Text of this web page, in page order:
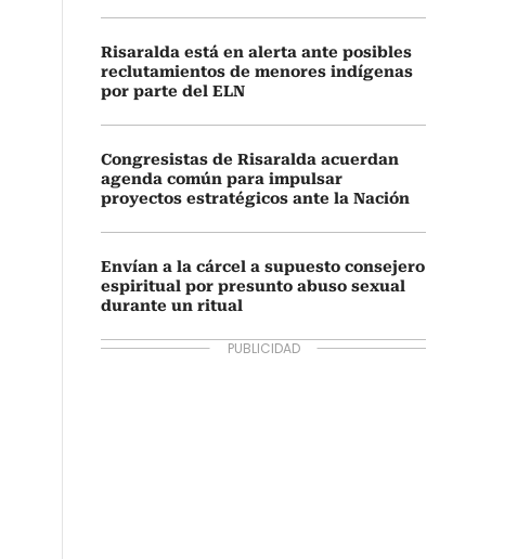
Risaralda está en alerta ante posibles
reclutamientos de menores indígenas
por parte del ELN
Congresistas de Risaralda acuerdan
agenda común para impulsar
proyectos estratégicos ante la Nación
Envían a la cárcel a supuesto consejero
espiritual por presunto abuso sexual
durante un ritual